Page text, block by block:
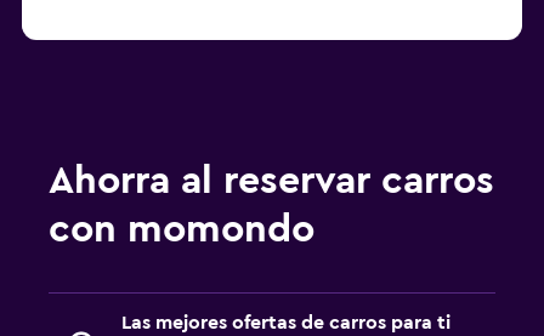
Ahorra al reservar carros
con momondo
Las mejores ofertas de carros para ti